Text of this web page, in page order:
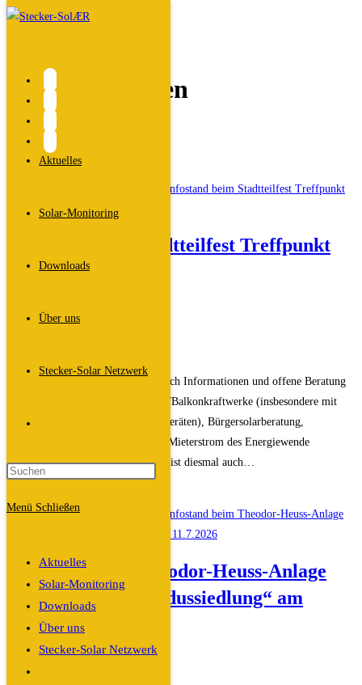
Zum
Aktuelles
Solar-Monitoring
Downloads
Über uns
Stecker-Solar Netzwerk
Suche
Menü Schließen
Aktuelles
Solar-Monitoring
Downloads
Über uns
Stecker-Solar Netzwerk
Veranstaltungen
Start
Aktuelles
Veranstaltungen
Infostand beim Stadtteilfest Treffpunkt
Röthelheimpark
Beitrags-
Dali
Kategorie:
an unserem Info-Stand erwarten Euch Informationen und offene Beratung
zu den Arbeitsgruppen Steckersolar/Balkonkraftwerke (insbesondere mit
Ausstellung von Steckersolardemogeräten), Bürgersolarberatung,
Wärmepumpen, E-Mobilität sowie Mieterstrom des Energiewende
ER(H)langen e.V., das Klimamobil ist diesmal auch…
beim
Infostand beim Theodor-Heuss-Anlage
Stadtteilfest „Sebaldussiedlung“ am
11.7.2026